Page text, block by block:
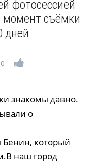
фотосессией
момент съёмки
дней
0
знакомы давно.
о
Бенин, который
наш город